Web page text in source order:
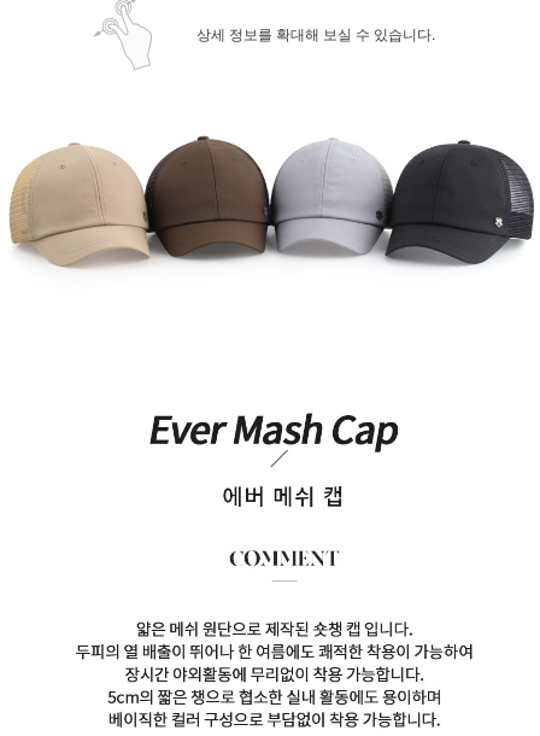
상세 정보를 확대해 보실 수 있습니다.